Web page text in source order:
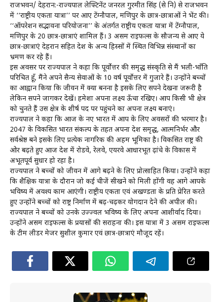
राजभवन/ देहरादून:-राज्यपाल लेफ्टिनेंट जनरल गुरमीत सिंह (से नि) से राजभवन
में ‘‘राष्ट्रीय एकता यात्रा’’ पर आए टेंग्नौपाल, मणिपुर के छात्र-छात्राओं ने भेंट की।
‘‘ऑपरेशन सद्भावना परियोजना’’ के अंतर्गत राष्ट्रीय एकता यात्रा में टेंग्नौपाल,
मणिपुर के 20 छात्र-छात्राएं शामिल हैं। 3 असम राइफल्स के सौजन्य से आए ये
छात्र-छात्राएं देहरादून सहित देश के अन्य हिस्सों में स्थित विभिन्न संस्थानों का
भ्रमण कर रहे हैं।
इस अवसर पर राज्यपाल ने कहा कि पूर्वोत्तर की समृद्ध संस्कृति से मैं भली-भाँति
परिचित हूँ, मैंने अपने सैन्य सेवाओं के 10 वर्ष पूर्वोत्तर में गुजारे हैं। उन्होंने बच्चों
का आह्वान किया कि जीवन में क्या बनना है इसके लिए सपने देखना जरूरी है
लेकिन सपने जागकर देखें। हमेशा अपना लक्ष्य ऊँचा रखिए। आप किसी भी क्षेत्र
को चुनते हैं उस क्षेत्र के शीर्ष पद पर पहुंचने का अपना लक्ष्य बनाएं।
राज्यपाल ने कहा कि आज के नए भारत में आप के लिए अवसरों की भरमार है।
2047 के विकसित भारत संकल्प के तहत अपना देश समृद्ध, आत्मनिर्भर और
सर्वश्रेष्ठ बने इसके लिए प्रत्येक नागरिक की अहम भूमिका है। विकसित राष्ट्र की
ओर बढ़ते हुए आज देश में रोडवे, रेलवे, एयरवे आधारभूत ढ़ांचे के विकास में
अभूतपूर्व सुधार हो रहा है।
राज्यपाल ने बच्चों को जीवन में आगे बढ़ने के लिए प्रोत्साहित किया। उन्होंने कहा
कि शैक्षिक यात्रा के दौरान जो कई चीजें सीखने को मिली होंगी वह आगे आपके
भविष्य में अवश्य काम आएंगी। राष्ट्रीय एकता एवं अखण्डता के प्रति प्रेरित करते
हुए उन्होंने बच्चों को राष्ट्र निर्माण में बढ़-चढ़कर योगदान देने की अपील की।
राज्यपाल ने बच्चों को उनके उज्ज्वल भविष्य के लिए अपना आशीर्वाद दिया।
उन्होंने असम राइफल्स के प्रयासों की सराहना की। इस यात्रा में 3 असम राइफल्स
के टीम लीडर मेजर सुशील कुमार एवं छात्र-छात्राएं मौजूद रहें।